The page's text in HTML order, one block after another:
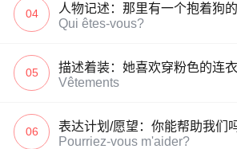
04
人物记述：那里有一个抱着狗
Qui êtes-vous?
05
描述着装：她喜欢穿粉色的连
Vêtements
06
表达计划/愿望：你能帮助我们
Pourriez-vous m'aider?